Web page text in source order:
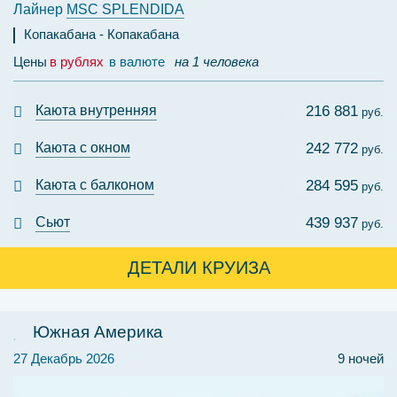
Лайнер MSC SPLENDIDA
Копакабана
Копакабана
Цены в рублях в валюте на 1 человека
Каюта внутренняя 216 881 руб.
Каюта с окном 242 772 руб.
Каюта с балконом 284 595 руб.
Сьют 439 937 руб.
ДЕТАЛИ КРУИЗА
Южная Америка
9 ночей
27 Декабрь 2026